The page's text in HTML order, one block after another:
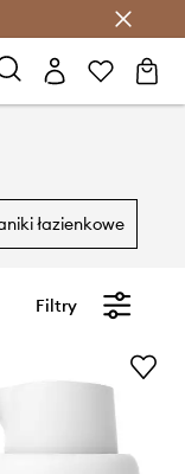
łazienkowe
Filtry